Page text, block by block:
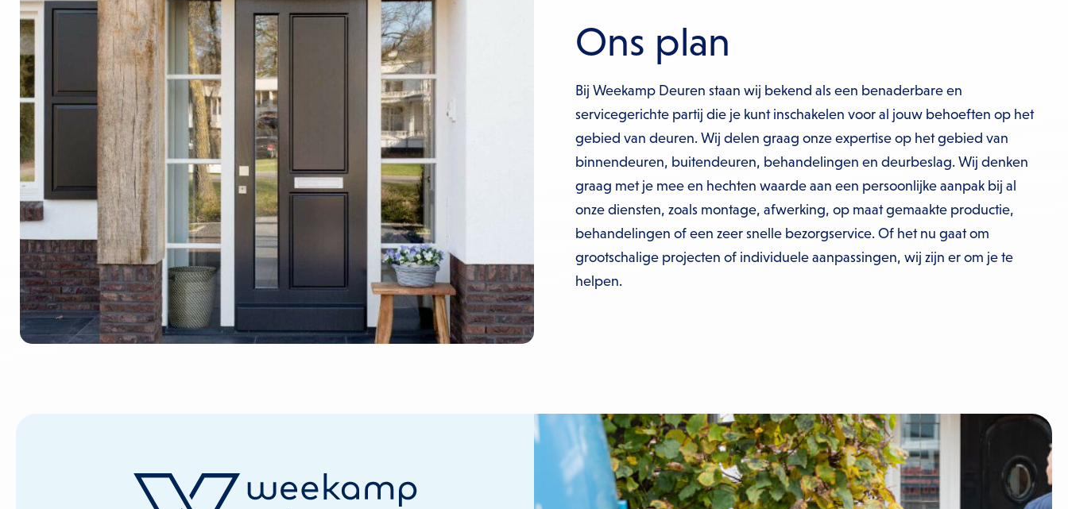
Ons plan
Bij Weekamp Deuren staan wij bekend als een benaderbare en
servicegerichte partij die je kunt inschakelen voor al jouw behoeften op het
gebied van deuren. Wij delen graag onze expertise op het gebied van
binnendeuren, buitendeuren, behandelingen en deurbeslag. Wij denken
graag met je mee en hechten waarde aan een persoonlijke aanpak bij al
onze diensten, zoals montage, afwerking, op maat gemaakte productie,
behandelingen of een zeer snelle bezorgservice. Of het nu gaat om
grootschalige projecten of individuele aanpassingen, wij zijn er om je te
helpen.